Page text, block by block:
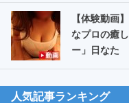
【体験動画
なプロの癒
ー」日なた
人気記事ランキング